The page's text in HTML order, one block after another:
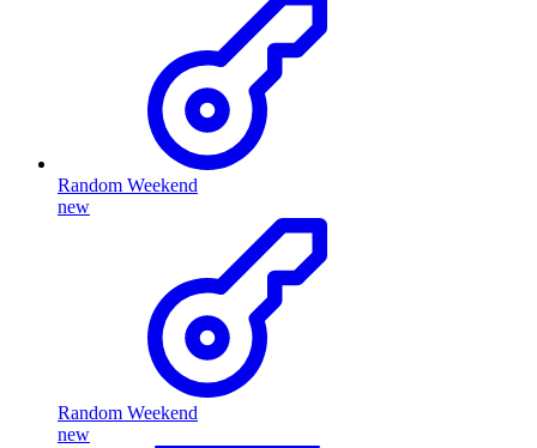
Random Weekend
new
Random Weekend
new